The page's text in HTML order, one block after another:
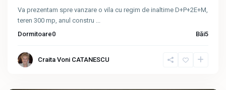
Va prezentam spre vanzare o vila cu regim de inaltime D+P+2E+M,
teren 300 mp, anul constru ...
Dormitoare0 Băi5
Craita Voni CATANESCU